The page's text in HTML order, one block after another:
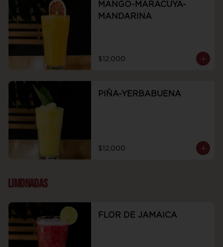
MANGO-MARACUYA-
MANDARINA
$12.000
PIÑA-YERBABUENA
$12.000
LIMONADAS
FLOR DE JAMAICA